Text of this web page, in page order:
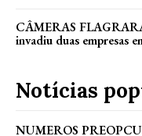
CÂMERAS
invadiu duas empresas
Notícias
NUMEROS